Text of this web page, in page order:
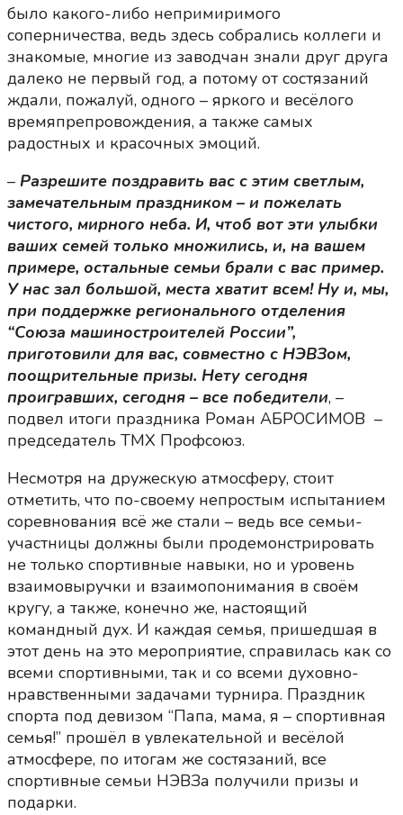
было какого-либо непримиримого
соперничества, ведь здесь собрались коллеги и
знакомые, многие из заводчан знали друг друга
далеко не первый год, а потому от состязаний
ждали, пожалуй, одного – яркого и весёлого
времяпрепровождения, а также самых
радостных и красочных эмоций.
– Разрешите поздравить вас с этим светлым,
замечательным праздником – и пожелать
чистого, мирного неба. И, чтоб вот эти улыбки
ваших семей только множились, и, на вашем
примере, остальные семьи брали с вас пример.
У нас зал большой, места хватит всем! Ну и, мы,
при поддержке регионального отделения
“Союза машиностроителей России”,
приготовили для вас, совместно с НЭВЗом,
поощрительные призы. Нету сегодня
проигравших, сегодня – все победители, –
подвел итоги праздника Роман АБРОСИМОВ –
председатель ТМХ Профсоюз.
Несмотря на дружескую атмосферу, стоит
отметить, что по-своему непростым испытанием
соревнования всё же стали – ведь все семьи-
участницы должны были продемонстрировать
не только спортивные навыки, но и уровень
взаимовыручки и взаимопонимания в своём
кругу, а также, конечно же, настоящий
командный дух. И каждая семья, пришедшая в
этот день на это мероприятие, справилась как со
всеми спортивными, так и со всеми духовно-
нравственными задачами турнира. Праздник
спорта под девизом “Папа, мама, я – спортивная
семья!” прошёл в увлекательной и весёлой
атмосфере, по итогам же состязаний, все
спортивные семьи НЭВЗа получили призы и
подарки.